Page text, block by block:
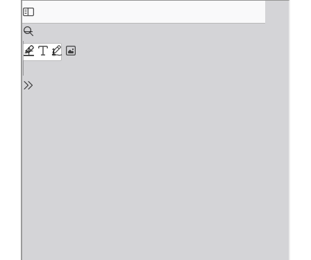
Saltar
al
contenido
del
PDF